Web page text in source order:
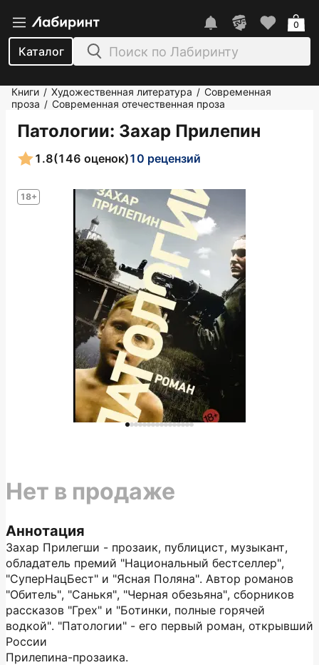
Каталог
0
Книги / Художественная литература / Современная
проза / Современная отечественная проза
Патологии: Захар Прилепин
18+
1.8(146 оценок)10 рецензий
Аннотация
Захар Прилегши - прозаик, публицист, музыкант,
обладатель премий "Национальный бестселлер",
"СуперНацБест" и "Ясная Поляна". Автор романов
"Обитель", "Санькя", "Черная обезьяна", сборников
рассказов "Грех" и "Ботинки, полные горячей
водкой". "Патологии" - его первый роман, открывший
России
Прилепина-прозаика.
Нет в продаже